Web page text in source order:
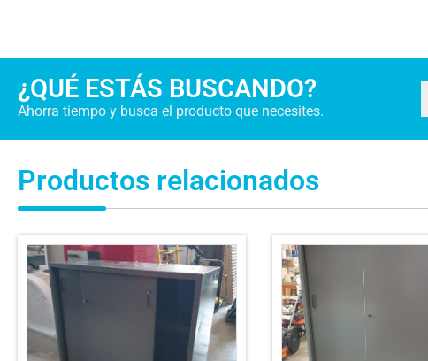
¿QUÉ ESTÁS BUSCANDO?
Ahorra tiempo y busca el producto que necesites.
Productos relacionados